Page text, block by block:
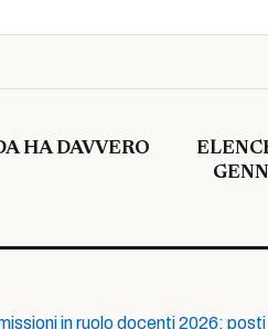
HA DAVVERO